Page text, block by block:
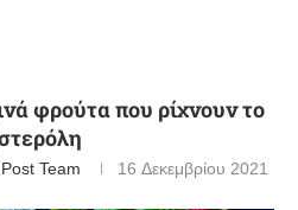
φρούτα που ρίχνουν το
Team 16 Δεκεμβρίου 2021